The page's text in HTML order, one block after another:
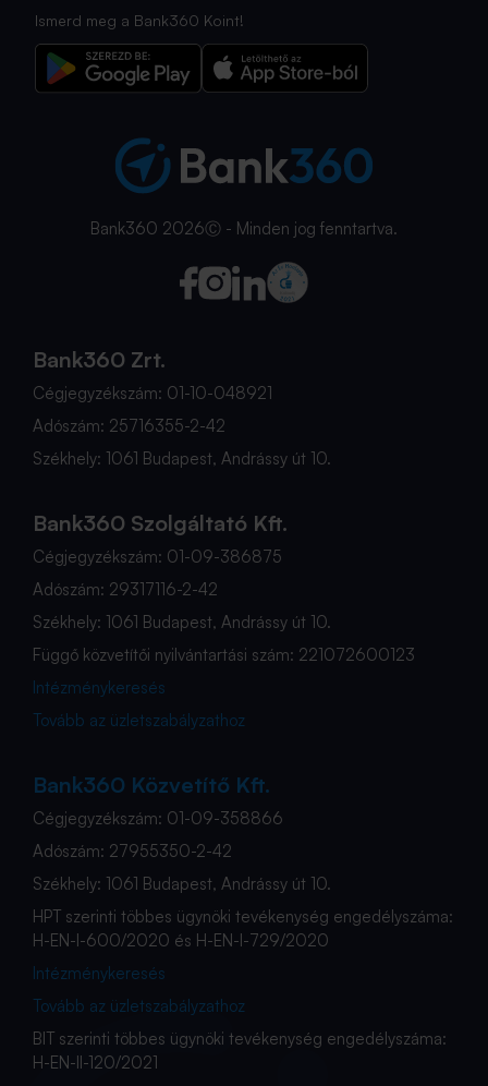
Ismerd meg a Bank360 Koint!
Bank360 2026Ⓒ - Minden jog fenntartva.
Bank360 Zrt.
Cégjegyzékszám: 01-10-048921
Adószám: 25716355-2-42
Székhely: 1061 Budapest, Andrássy út 10.
Bank360 Szolgáltató Kft.
Cégjegyzékszám: 01-09-386875
Adószám: 29317116-2-42
Székhely: 1061 Budapest, Andrássy út 10.
Függő közvetítői nyilvántartási szám: 221072600123
Intézménykeresés
Tovább az üzletszabályzathoz
Bank360 Közvetítő Kft.
Cégjegyzékszám: 01-09-358866
Adószám: 27955350-2-42
Székhely: 1061 Budapest, Andrássy út 10.
HPT szerinti többes ügynöki tevékenység engedélyszáma:
H-EN-I-600/2020 és H-EN-I-729/2020
Intézménykeresés
Tovább az üzletszabályzathoz
BIT szerinti többes ügynöki tevékenység engedélyszáma:
H-EN-II-120/2021